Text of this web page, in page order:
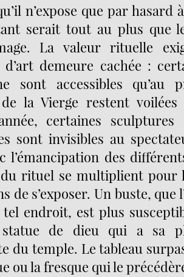
n’expose que par hasard
serait tout au plus que
La valeur rituelle
d’art demeure cachée :
sont accessibles qu’au
la Vierge restent
certaines sculptures
sont invisibles au
l’émancipation des
rituel se multiplient pour
de s’exposer. Un buste, que
endroit, est plus
statue de dieu qui a sa
du temple. Le tableau
ou la fresque qui le